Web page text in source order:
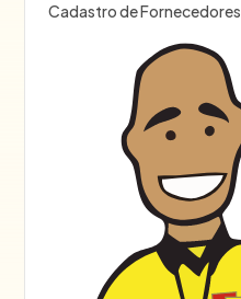
Cadastro de Fornecedores